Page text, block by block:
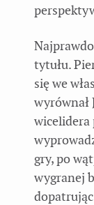
tytułu.
się we
wyrównał
wicelidera
gry, po
wygranej